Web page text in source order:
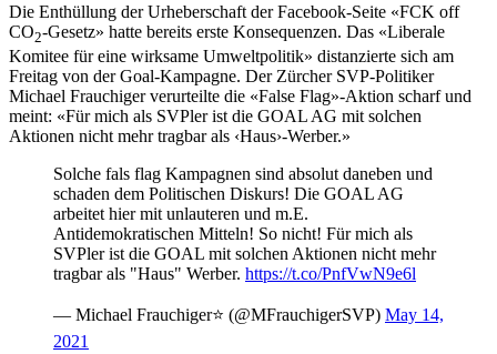
Die Enthüllung der Urheberschaft der Facebook-Seite «FCK off
CO2-Gesetz» hatte bereits erste Konsequenzen. Das «Liberale
Komitee für eine wirksame Umweltpolitik» distanzierte sich am
Freitag von der Goal-Kampagne. Der Zürcher SVP-Politiker
Michael Frauchiger verurteilte die «False Flag»-Aktion scharf und
meint: «Für mich als SVPler ist die GOAL AG mit solchen
Aktionen nicht mehr tragbar als ‹Haus›-Werber.»
Solche fals flag Kampagnen sind absolut daneben und
schaden dem Politischen Diskurs! Die GOAL AG
arbeitet hier mit unlauteren und m.E.
Antidemokratischen Mitteln! So nicht! Für mich als
SVPler ist die GOAL mit solchen Aktionen nicht mehr
tragbar als "Haus" Werber. https://t.co/PnfVwN9e6l
— Michael Frauchiger⭐ (@MFrauchigerSVP) May 14,
2021